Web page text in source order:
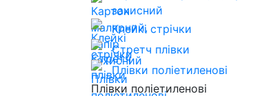
захисний
Клейкі стрічки
Стретч плівки
Плівки поліетиленові
Плівки поліетиленові